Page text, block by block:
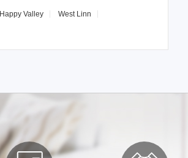
Happy Valley
West Linn